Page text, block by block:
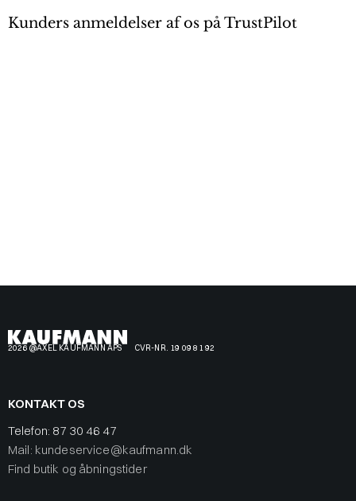
Kunders anmeldelser af os på TrustPilot
2026 @AXEL KAUFMANN APS CVR-NR. 19 09 81 92
KONTAKT OS
Telefon: 87 30 46 47
Mail: kundeservice@kaufmann.dk
Find butik og åbningstider